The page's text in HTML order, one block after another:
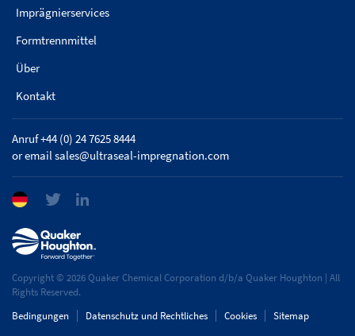
Imprägnierservices
Formtrennmittel
Über
Kontakt
Anruf +44 (0) 24 7625 8444
or emailsales@ultraseal-impregnation.com
Copyright © 2026 Quaker Chemical Corporation d/b/a Quaker Houghton | All
Rights Reserved.
Bedingungen
Datenschutz und Rechtliches Cookies Sitemap